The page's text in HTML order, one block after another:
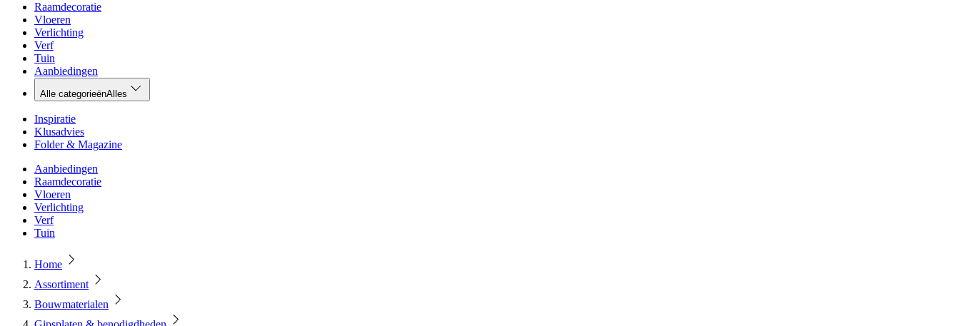
Raamdecoratie
Vloeren
Verlichting
Verf
Tuin
Aanbiedingen
Alle categorieënAlles
Inspiratie
Klusadvies
Folder & Magazine
Aanbiedingen
Raamdecoratie
Vloeren
Verlichting
Verf
Tuin
Home
Assortiment
Bouwmaterialen